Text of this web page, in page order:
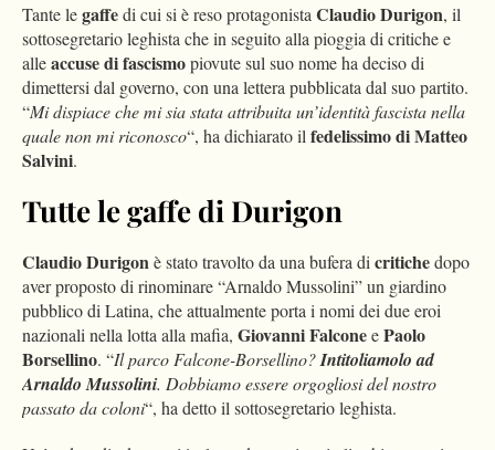
Tante legaffedi cui si è reso protagonistaClaudio Durigon, il
sottosegretario leghista che in seguito alla pioggia di critiche e
alleaccuse di fascismopiovute sul suo nome ha deciso di
dimettersi dal governo, con una lettera pubblicata dal suo partito.
“Mi dispiace che mi sia stata attribuita un’identità fascista nella
quale non mi riconosco“, ha dichiarato ilfedelissimo di Matteo
Salvini.
Tutte le gaffe di Durigon
Claudio Durigonè stato travolto da una bufera dicritichedopo
aver proposto di rinominare “Arnaldo Mussolini” un giardino
pubblico di Latina, che attualmente porta i nomi dei due eroi
nazionali nella lotta alla mafia, Giovanni FalconeePaolo
Borsellino. “Il parco Falcone-Borsellino?Intitoliamolo ad
Arnaldo Mussolini. Dobbiamo essere orgogliosi del nostro
passato da coloni“, ha detto il sottosegretario leghista.